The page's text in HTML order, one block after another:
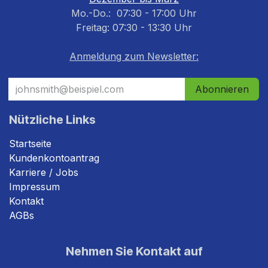
Mo.-Do.: 07:30 - 17:00 Uhr
Freitag: 07:30 - 13:30 Uhr
Anmeldung zum Newsletter:
Abonnieren
Nützliche Links
Startseite
Kundenkontoantrag
Karriere / Jobs
Impressum
Kontakt
AGBs
Nehmen Sie Kontakt auf